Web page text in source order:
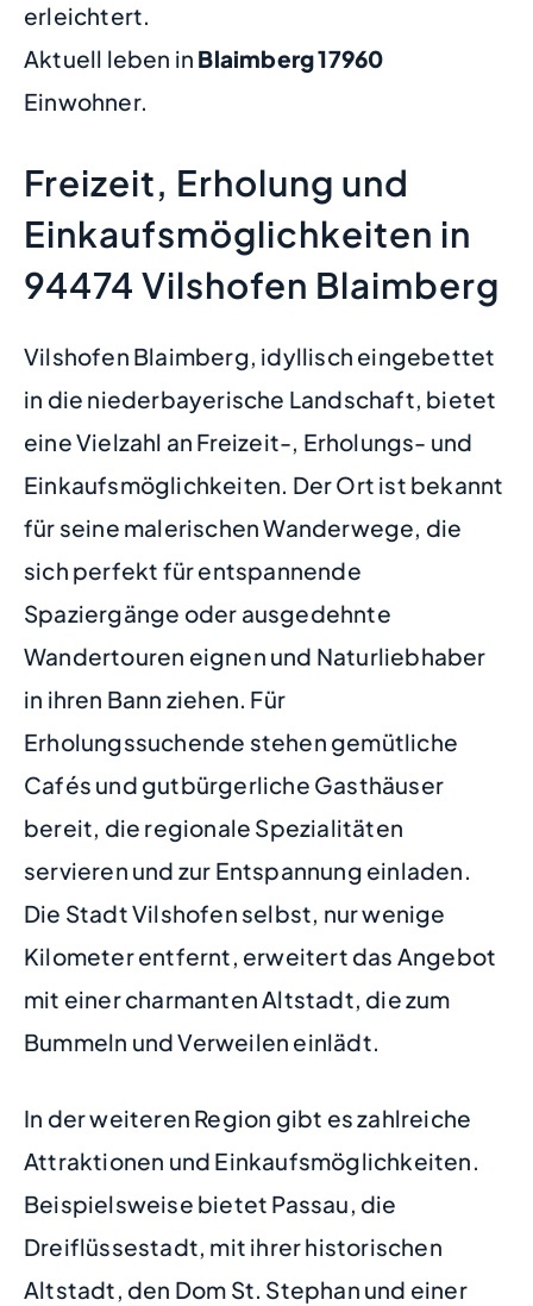
erleichtert.
Aktuell leben in Blaimberg17960
Einwohner.
Freizeit, Erholung und
Einkaufsmöglichkeiten in
94474 Vilshofen Blaimberg
Vilshofen Blaimberg, idyllisch eingebettet
in die niederbayerische Landschaft, bietet
eine Vielzahl an Freizeit-, Erholungs- und
Einkaufsmöglichkeiten. Der Ort ist bekannt
für seine malerischen Wanderwege, die
sich perfekt für entspannende
Spaziergänge oder ausgedehnte
Wandertouren eignen und Naturliebhaber
in ihren Bann ziehen. Für
Erholungssuchende stehen gemütliche
Cafés und gutbürgerliche Gasthäuser
bereit, die regionale Spezialitäten
servieren und zur Entspannung einladen.
Die Stadt Vilshofen selbst, nur wenige
Kilometer entfernt, erweitert das Angebot
mit einer charmanten Altstadt, die zum
Bummeln und Verweilen einlädt.
In der weiteren Region gibt es zahlreiche
Attraktionen und Einkaufsmöglichkeiten.
Beispielsweise bietet Passau, die
Dreiflüssestadt, mit ihrer historischen
Altstadt, den Dom St. Stephan und einer